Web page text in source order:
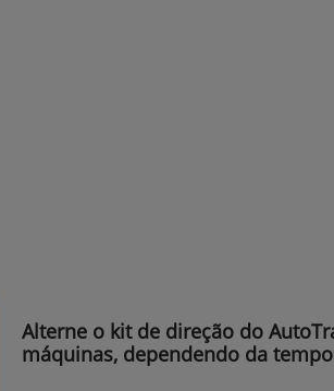
Alterne o kit de direção do
máquinas, dependendo da